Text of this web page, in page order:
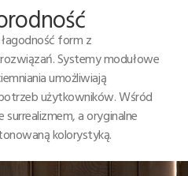
form z
Systemy modułowe
umożliwiają
użytkowników. Wśród
a oryginalne
kolorystyką.